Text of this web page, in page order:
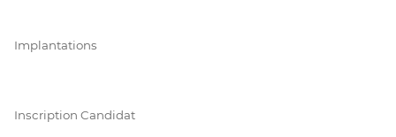
Implantations
Inscription Candidat